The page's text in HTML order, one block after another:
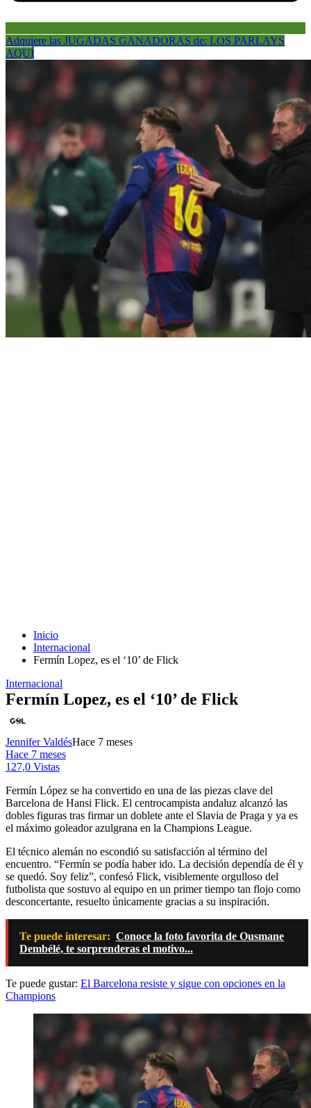
Adquiere las JUGADAS GANADORAS de: LOS PARLAYS
AQUÍ
Inicio
Internacional
Fermín Lopez, es el ‘10’ de Flick
Internacional
Fermín Lopez, es el ‘10’ de Flick
Jennifer ValdésHace 7 meses
Hace 7 meses
127,0 Vistas
Fermín López se ha convertido en una de las piezas clave del
Barcelona de Hansi Flick. El centrocampista andaluz alcanzó las
dobles figuras tras firmar un doblete ante el Slavia de Praga y ya es
el máximo goleador azulgrana en la Champions League.
El técnico alemán no escondió su satisfacción al término del
encuentro. “Fermín se podía haber ido. La decisión dependía de él y
se quedó. Soy feliz”, confesó Flick, visiblemente orgulloso del
futbolista que sostuvo al equipo en un primer tiempo tan flojo como
desconcertante, resuelto únicamente gracias a su inspiración.
Te puede interesar: Conoce la foto favorita de Ousmane
Dembélé, te sorprenderas el motivo...
Te puede gustar: El Barcelona resiste y sigue con opciones en la
Champions